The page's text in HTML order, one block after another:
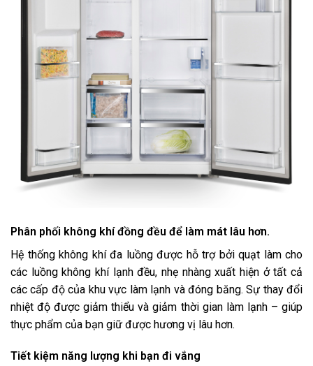
Phân phối không khí đồng đều để làm mát lâu hơn.
Hệ thống không khí đa luồng được hỗ trợ bởi quạt làm cho
các luồng không khí lạnh đều, nhẹ nhàng xuất hiện ở tất cả
các cấp độ của khu vực làm lạnh và đóng băng. Sự thay đổi
nhiệt độ được giảm thiểu và giảm thời gian làm lạnh – giúp
thực phẩm của bạn giữ được hương vị lâu hơn.
Tiết kiệm năng lượng khi bạn đi vắng